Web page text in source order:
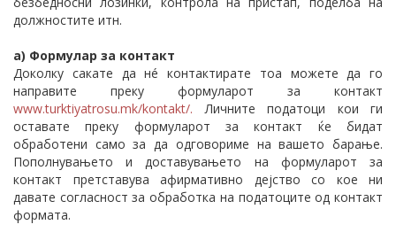
должностите итн.
а) Формулар за контакт
Доколку сакате да нé контактирате тоа можете да го
направите преку формуларот за контакт
www.turktiyatrosu.mk/kontakt/. Личните податоци кои ги
оставате преку формуларот за контакт ќе бидат
обработени само за да одговориме на вашето барање.
Пополнувањето и доставувањето на формуларот за
контакт претставува афирмативно дејство со кое ни
давате согласност за обработка на податоците од контакт
формата.